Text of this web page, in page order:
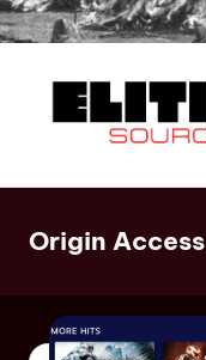
Origin Access